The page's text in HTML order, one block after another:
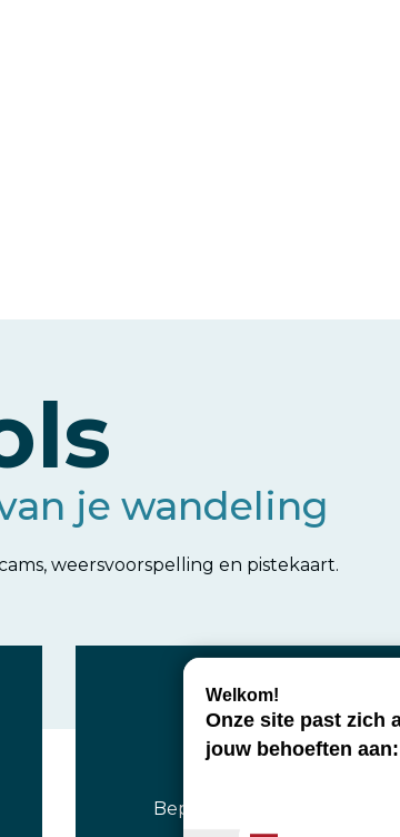
je wandeling
weersvoorspelling en pistekaart.
Kaart
Bepaal het beginpunt van je